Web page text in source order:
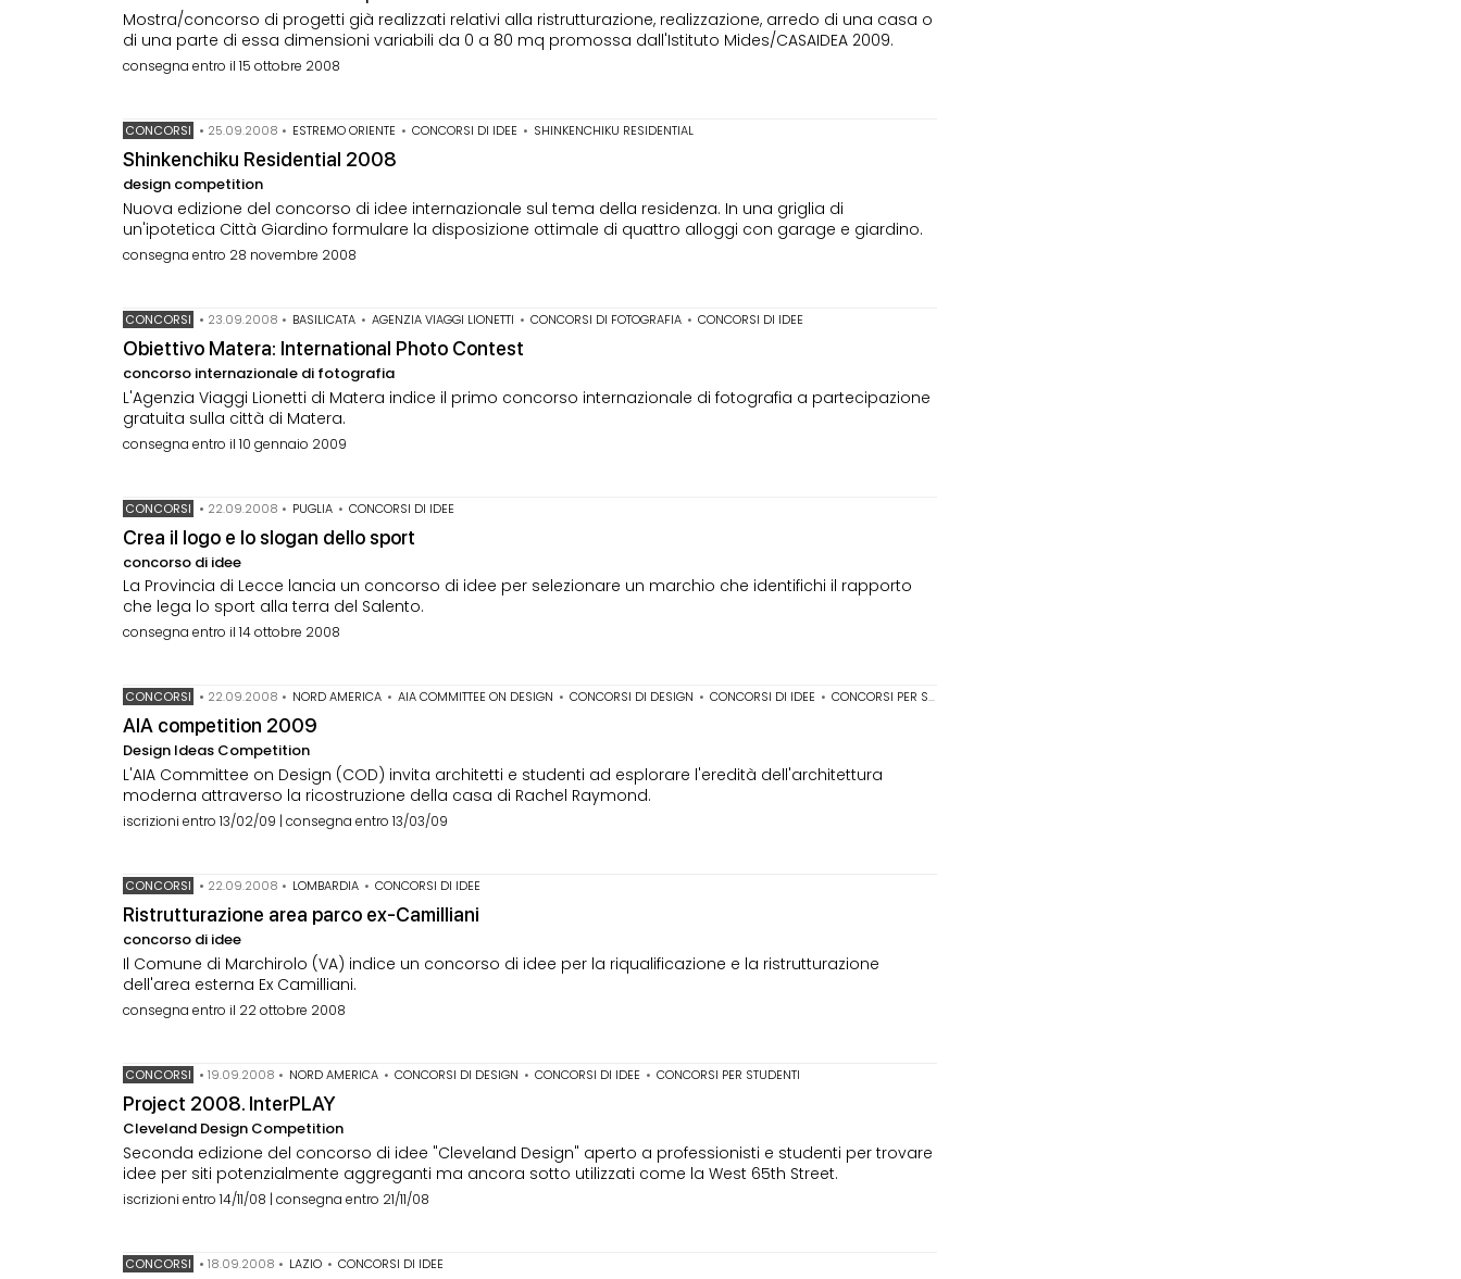
Mostra/concorso di progetti già realizzati relativi alla ristrutturazione, realizzazione, arredo di una casa o
di una parte di essa dimensioni variabili da 0 a 80 mq promossa dall'Istituto Mides/CASAIDEA 2009.
consegna entro il 15 ottobre 2008
CONCORSI • 25.09.2008 • ESTREMO ORIENTE • CONCORSI DI IDEE • SHINKENCHIKU RESIDENTIAL
Shinkenchiku Residential 2008
design competition
Nuova edizione del concorso di idee internazionale sul tema della residenza. In una griglia di
un'ipotetica Città Giardino formulare la disposizione ottimale di quattro alloggi con garage e giardino.
consegna entro 28 novembre 2008
CONCORSI • 23.09.2008 • BASILICATA • AGENZIA VIAGGI LIONETTI • CONCORSI DI FOTOGRAFIA • CONCORSI DI IDEE
Obiettivo Matera: International Photo Contest
concorso internazionale di fotografia
L'Agenzia Viaggi Lionetti di Matera indice il primo concorso internazionale di fotografia a partecipazione
gratuita sulla città di Matera.
consegna entro il 10 gennaio 2009
CONCORSI • 22.09.2008 • PUGLIA • CONCORSI DI IDEE
Crea il logo e lo slogan dello sport
concorso di idee
La Provincia di Lecce lancia un concorso di idee per selezionare un marchio che identifichi il rapporto
che lega lo sport alla terra del Salento.
consegna entro il 14 ottobre 2008
CONCORSI • 22.09.2008 • NORD AMERICA • AIA COMMITTEE ON DESIGN • CONCORSI DI DESIGN • CONCORSI DI IDEE • CONCORSI PER STUDENTI
AIA competition 2009
Design Ideas Competition
L'AIA Committee on Design (COD) invita architetti e studenti ad esplorare l'eredità dell'architettura
moderna attraverso la ricostruzione della casa di Rachel Raymond.
iscrizioni entro 13/02/09 | consegna entro 13/03/09
CONCORSI • 22.09.2008 • LOMBARDIA • CONCORSI DI IDEE
Ristrutturazione area parco ex-Camilliani
concorso di idee
Il Comune di Marchirolo (VA) indice un concorso di idee per la riqualificazione e la ristrutturazione
dell'area esterna Ex Camilliani.
consegna entro il 22 ottobre 2008
CONCORSI •19.09.2008 • NORD AMERICA • CONCORSI DI DESIGN • CONCORSI DI IDEE • CONCORSI PER STUDENTI
Project 2008. InterPLAY
Cleveland Design Competition
Seconda edizione del concorso di idee "Cleveland Design" aperto a professionisti e studenti per trovare
idee per siti potenzialmente aggreganti ma ancora sotto utilizzati come la West 65th Street.
iscrizioni entro 14/11/08 | consegna entro 21/11/08
CONCORSI •18.09.2008 • LAZIO • CONCORSI DI IDEE